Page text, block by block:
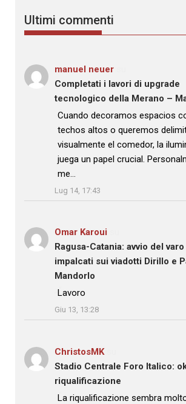
Ultimi commenti
manuel neuer
Completati i lavori di upgrade
tecnologico della Merano –
: “
Cuando decoramos espacios
techos altos o queremos
visualmente el comedor, la
juega un papel crucial.
me…
Lug 14, 17:43
Omar Karoui
Ragusa-Catania: avvio del
impalcati sui viadotti Dirillo e
Mandorlo
: “Lavoro
Giu 13, 13:28
ChristosMKsu
Stadio Centrale Foro Italico:
riqualificazione
: “La riqualificazione sembra